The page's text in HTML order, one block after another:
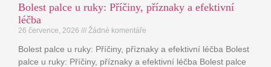
Bolest palce u ruky: Příčiny, příznaky a efektivní
léčba
26 července, 2026 Žádné komentáře
Bolest palce u ruky: Příčiny, příznaky a efektivní léčba Bolest
palce u ruky: Příčiny, příznaky a efektivní léčba Bolest palce